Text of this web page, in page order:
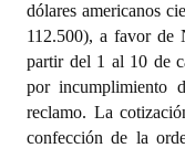
dólares americanos
112.500), a favor de
partir del 1 al 10 de
por incumplimiento
reclamo. La
confección de la